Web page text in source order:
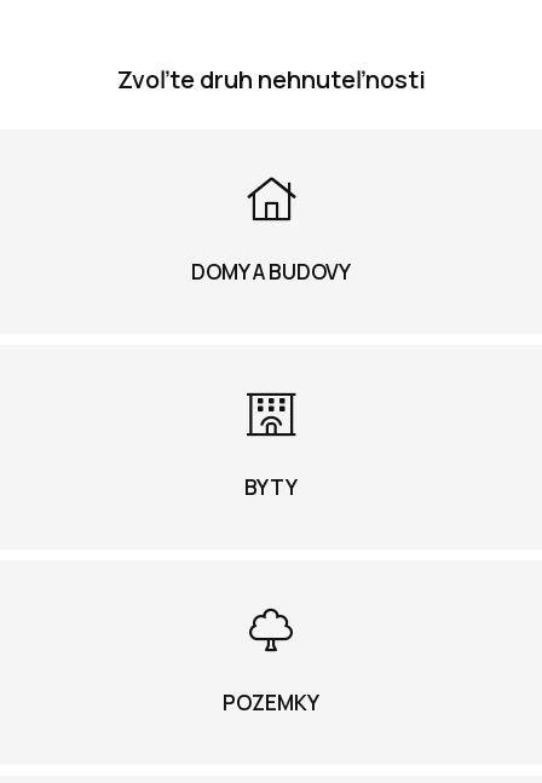
Zvoľte druh nehnuteľnosti
DOMY A BUDOVY
BYTY
POZEMKY